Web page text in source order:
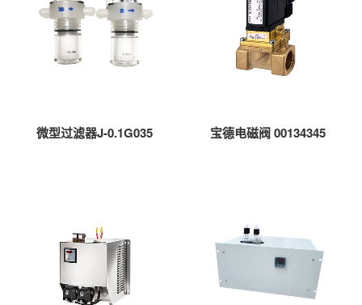
微型过滤器J-0.1G035 宝德电磁阀 00134345